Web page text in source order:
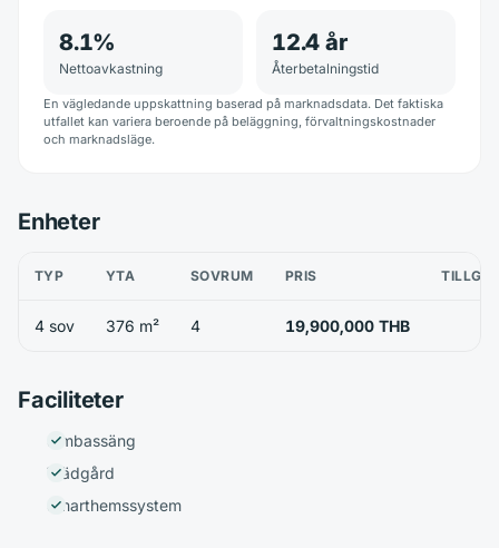
8.1%
Nettoavkastning
12.4 år
Återbetalningstid
En vägledande uppskattning baserad på marknadsdata. Det faktiska
utfallet kan variera beroende på beläggning, förvaltningskostnader
och marknadsläge.
Enheter
TYP YTA SOVRUM PRIS
4 sov 376 m² 4 19,900,000 THB
Faciliteter
Simbassäng
Trädgård
Smarthemssystem